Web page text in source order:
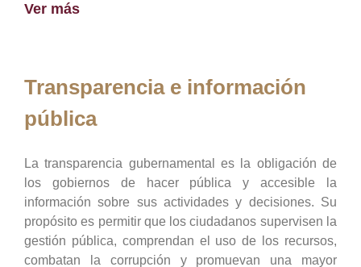
Ver más
Transparencia e información
pública
La transparencia gubernamental es la obligación de
los gobiernos de hacer pública y accesible la
información sobre sus actividades y decisiones. Su
propósito es permitir que los ciudadanos supervisen la
gestión pública, comprendan el uso de los recursos,
combatan la corrupción y promuevan una mayor